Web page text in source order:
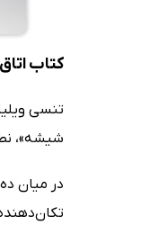
کتاب
تنسی
شیشه»،
در میان